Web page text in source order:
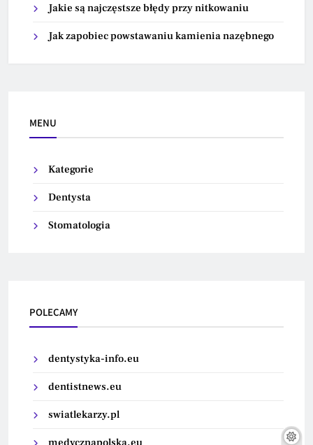
Jakie są najczęstsze błędy przy nitkowaniu
Jak zapobiec powstawaniu kamienia nazębnego
MENU
Kategorie
Dentysta
Stomatologia
POLECAMY
dentystyka-info.eu
dentistnews.eu
swiatlekarzy.pl
medycznapolska.eu